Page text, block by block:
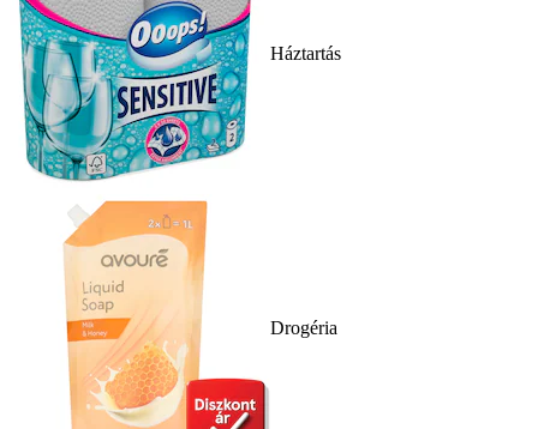
Háztartás
Drogéria